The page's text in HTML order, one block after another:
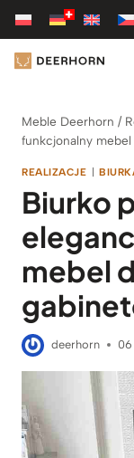
Przejdź
treści
Meble Deerhorn /
funkcjonalny
REALIZACJE |
Biurko
mebel
deerhorn